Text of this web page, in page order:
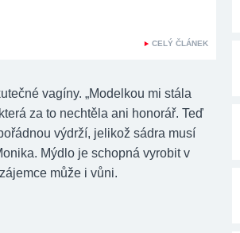
CELÝ ČLÁNEK
vagíny. „Modelkou mi stála
za to nechtěla ani honorář. Teď
výdrží, jelikož sádra musí
Mýdlo je schopná vyrobit v
může i vůni.